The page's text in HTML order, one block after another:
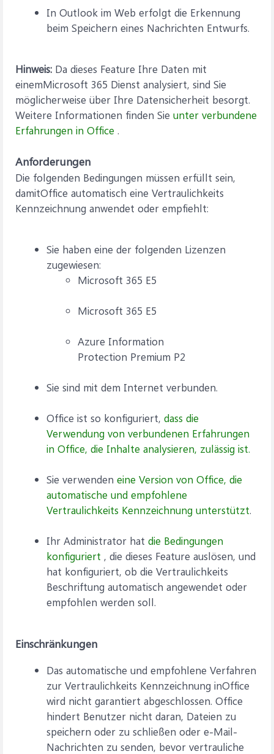
In Outlook im Web erfolgt die Erkennung
beim Speichern eines Nachrichten Entwurfs.
Hinweis: Da dieses Feature Ihre Daten mit
einemMicrosoft 365 Dienst analysiert, sind Sie
möglicherweise über Ihre Datensicherheit besorgt.
Weitere Informationen finden Sie unter verbundene
Erfahrungen in Office .
Anforderungen
Die folgenden Bedingungen müssen erfüllt sein,
damitOffice automatisch eine Vertraulichkeits
Kennzeichnung anwendet oder empfiehlt:
Sie haben eine der folgenden Lizenzen
zugewiesen:
Microsoft 365 E5
Microsoft 365 E5
Azure Information
Protection Premium P2
Sie sind mit dem Internet verbunden.
Office ist so konfiguriert, dass die
Verwendung von verbundenen Erfahrungen
in Office, die Inhalte analysieren, zulässig ist.
Sie verwenden eine Version von Office, die
automatische und empfohlene
Vertraulichkeits Kennzeichnung unterstützt.
Ihr Administrator hat die Bedingungen
konfiguriert , die dieses Feature auslösen, und
hat konfiguriert, ob die Vertraulichkeits
Beschriftung automatisch angewendet oder
empfohlen werden soll.
Einschränkungen
Das automatische und empfohlene Verfahren
zur Vertraulichkeits Kennzeichnung inOffice
wird nicht garantiert abgeschlossen. Office
hindert Benutzer nicht daran, Dateien zu
speichern oder zu schließen oder e-Mail-
Nachrichten zu senden, bevor vertrauliche